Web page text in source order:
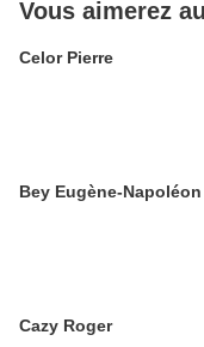
Vous aimerez
Celor Pierre
Bey Eugène-Napoléon
Cazy Roger